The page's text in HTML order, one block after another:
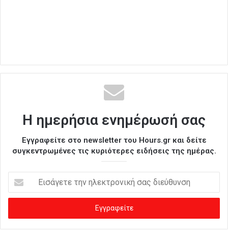
Η ημερήσια ενημέρωσή σας
Εγγραφείτε στο newsletter του Hours.gr και δείτε
συγκεντρωμένες τις κυριότερες ειδήσεις της ημέρας.
σ
γ
ε